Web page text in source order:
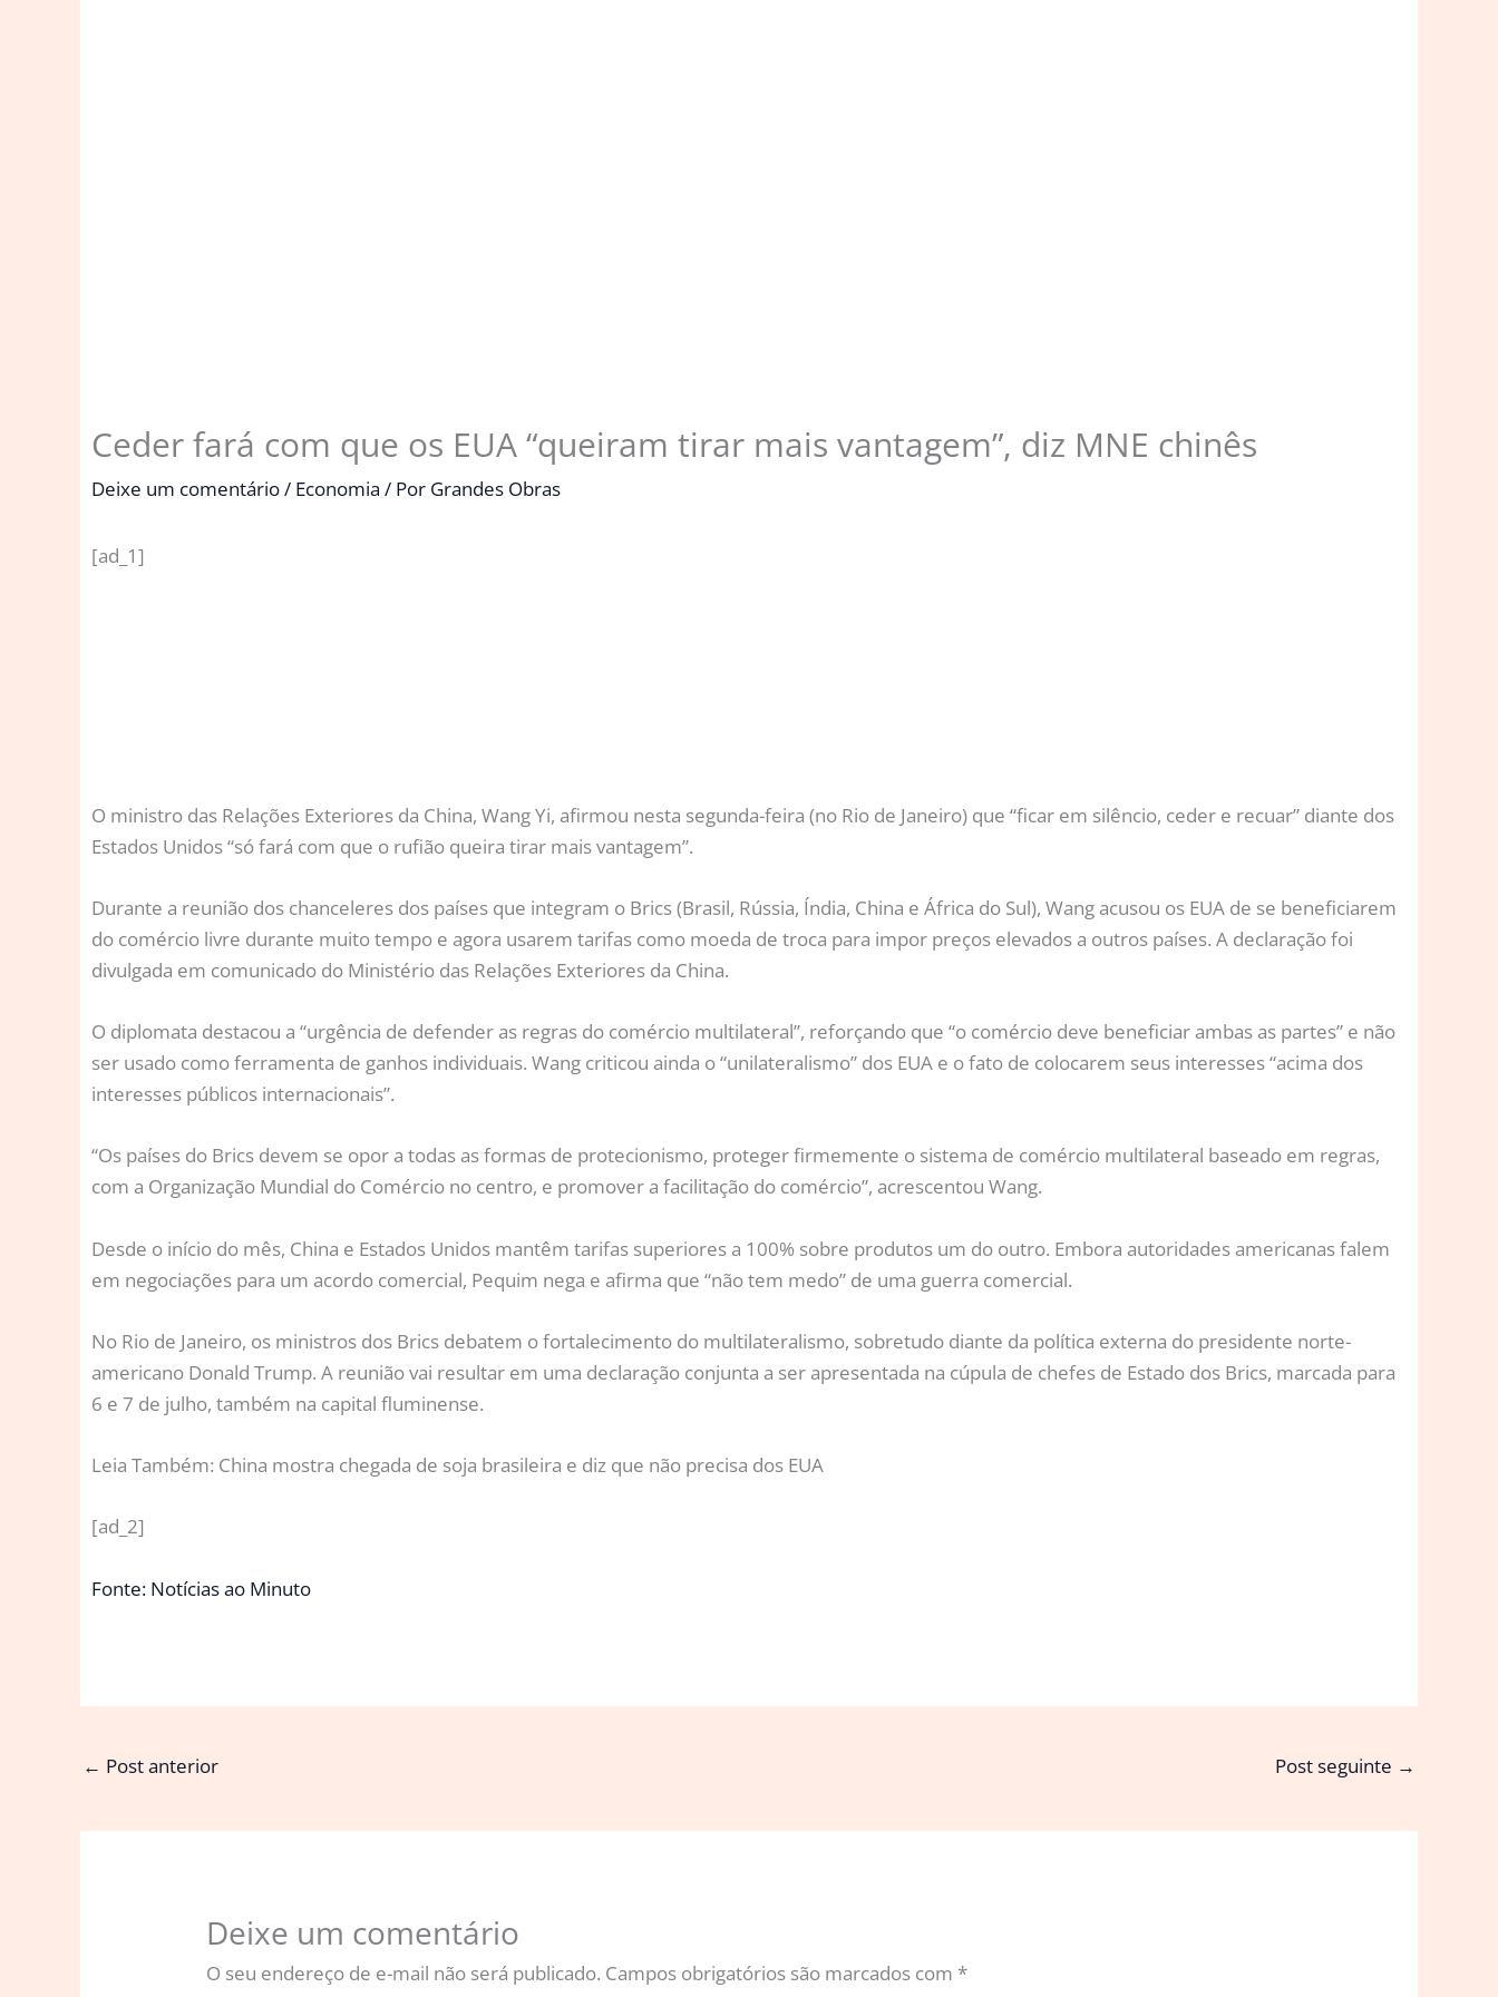
Ceder fará com que os EUA “queiram tirar mais vantagem”, diz MNE chinês
Deixe um comentário/ Economia / Por Grandes Obras
[ad_1]
O ministro das Relações Exteriores da China, Wang Yi, afirmou nesta segunda-feira (no Rio de Janeiro) que “ficar em silêncio, ceder e recuar” diante dos
Estados Unidos “só fará com que o rufião queira tirar mais vantagem”.
Durante a reunião dos chanceleres dos países que integram o Brics (Brasil, Rússia, Índia, China e África do Sul), Wang acusou os EUA de se beneficiarem
do comércio livre durante muito tempo e agora usarem tarifas como moeda de troca para impor preços elevados a outros países. A declaração foi
divulgada em comunicado do Ministério das Relações Exteriores da China.
O diplomata destacou a “urgência de defender as regras do comércio multilateral”, reforçando que “o comércio deve beneficiar ambas as partes” e não
ser usado como ferramenta de ganhos individuais. Wang criticou ainda o “unilateralismo” dos EUA e o fato de colocarem seus interesses “acima dos
interesses públicos internacionais”.
“Os países do Brics devem se opor a todas as formas de protecionismo, proteger firmemente o sistema de comércio multilateral baseado em regras,
com a Organização Mundial do Comércio no centro, e promover a facilitação do comércio”, acrescentou Wang.
Desde o início do mês, China e Estados Unidos mantêm tarifas superiores a 100% sobre produtos um do outro. Embora autoridades americanas falem
em negociações para um acordo comercial, Pequim nega e afirma que “não tem medo” de uma guerra comercial.
No Rio de Janeiro, os ministros dos Brics debatem o fortalecimento do multilateralismo, sobretudo diante da política externa do presidente norte-
americano Donald Trump. A reunião vai resultar em uma declaração conjunta a ser apresentada na cúpula de chefes de Estado dos Brics, marcada para
6 e 7 de julho, também na capital fluminense.
Leia Também: China mostra chegada de soja brasileira e diz que não precisa dos EUA
[ad_2]
Fonte: Notícias ao Minuto
← Post anterior Post seguinte →
Deixe um comentário
O seu endereço de e-mail não será publicado. Campos obrigatórios são marcados com*